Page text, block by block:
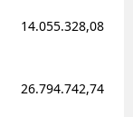
14.055.328,08
26.794.742,74